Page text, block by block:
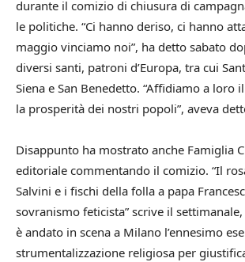
durante il comizio di chiusura di
le politiche. “Ci hanno deriso, ci hanno
maggio vinciamo noi”, ha detto sabato
diversi santi, patroni d’Europa, tra cui
Siena e San Benedetto. “Affidiamo a loro
la prosperità dei nostri popoli”, aveva
Disappunto ha mostrato anche Famiglia
editoriale commentando il comizio. “Il
Salvini e i fischi della folla a papa
sovranismo feticista” scrive il
è andato in scena a Milano l’ennesimo
strumentalizzazione religiosa per